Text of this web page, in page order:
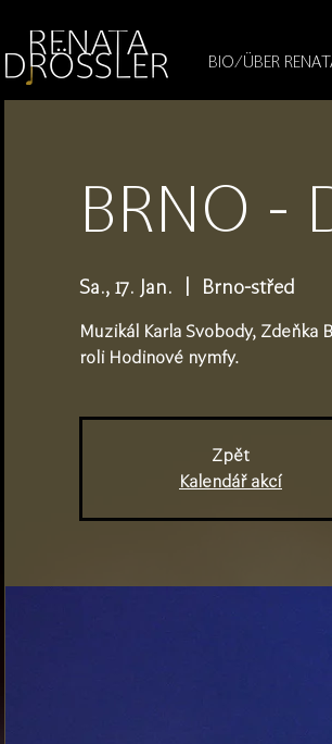
BIO/ÜBER
BRNO -
Sa., 17. Jan. Brno-střed
Muzikál Karla Svobody, Zdeňka
roli Hodinové nymfy.
Zpět
Kalendář akcí